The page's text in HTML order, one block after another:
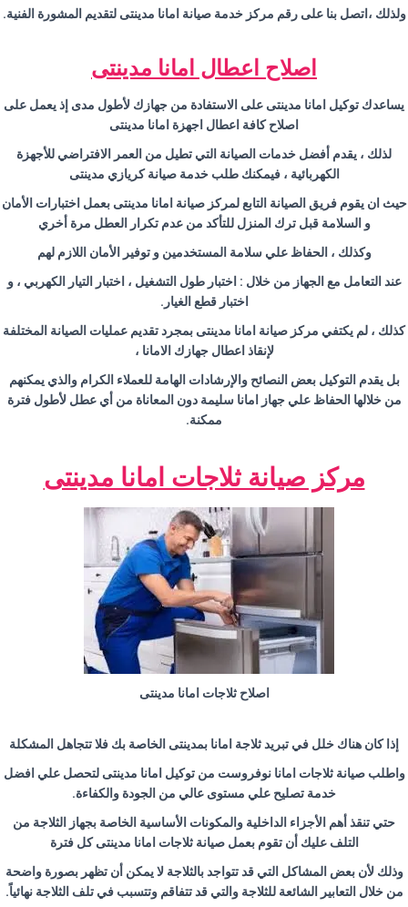
ولذلك ،اتصل بنا على رقم مركز خدمة صيانة امانا مدينتى لتقديم المشورة الفنية.
اصلاح اعطال امانا مدينتى
يساعدك توكيل امانا مدينتى على الاستفادة من جهازك لأطول مدى إذ يعمل على
اصلاح كافة اعطال اجهزة امانا مدينتى
لذلك ، يقدم أفضل خدمات الصيانة التي تطيل من العمر الافتراضي للأجهزة
الكهربائية ، فيمكنك طلب خدمة صيانة كريازي مدينتى
حيث ان يقوم فريق الصيانة التابع لمركز صيانة امانا مدينتى بعمل اختبارات الأمان
و السلامة قبل ترك المنزل للتأكد من عدم تكرار العطل مرة أخري
وكذلك ، الحفاظ علي سلامة المستخدمين و توفير الأمان اللازم لهم
عند التعامل مع الجهاز من خلال : اختبار طول التشغيل ، اختبار التيار الكهربي ، و
اختبار قطع الغيار.
كذلك ، لم يكتفي مركز صيانة امانا مدينتى بمجرد تقديم عمليات الصيانة المختلفة
لإنقاذ اعطال جهازك الامانا ،
بل يقدم التوكيل بعض النصائح والإرشادات الهامة للعملاء الكرام والذي يمكنهم
من خلالها الحفاظ علي جهاز امانا سليمة دون المعاناة من أي عطل لأطول فترة
ممكنة.
مركز صيانة ثلاجات امانا مدينتى
اصلاح ثلاجات امانا مدينتى
إذا كان هناك خلل في تبريد ثلاجة امانا بمدينتى الخاصة بك فلا تتجاهل المشكلة
واطلب صيانة ثلاجات امانا نوفروست من توكيل امانا مدينتى لتحصل علي افضل
خدمة تصليح علي مستوى عالي من الجودة والكفاءة.
حتي تنقذ أهم الأجزاء الداخلية والمكونات الأساسية الخاصة بجهاز الثلاجة من
التلف عليك أن تقوم بعمل صيانة ثلاجات امانا مدينتى كل فترة
وذلك لأن بعض المشاكل التي قد تتواجد بالثلاجة لا يمكن أن تظهر بصورة واضحة
من خلال التعابير الشائعة للثلاجة والتي قد تتفاقم وتتسبب في تلف الثلاجة نهائياً.